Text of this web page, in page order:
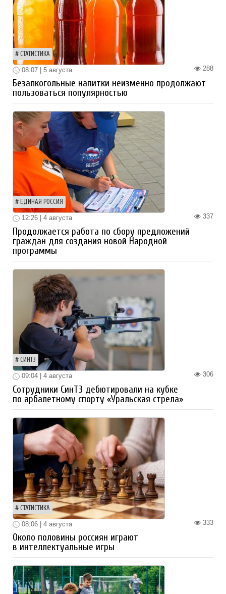
СТАТИСТИКА
288
08:07 | 5 августа
Безалкогольные напитки неизменно продолжают
пользоваться популярностью
ЕДИНАЯ РОССИЯ
337
12:26 | 4 августа
Продолжается работа по сбору предложений
граждан для создания новой Народной
программы
СИНТЗ
306
09:04 | 4 августа
Сотрудники СинТЗ дебютировали на кубке
по арбалетному спорту «Уральская стрела»
СТАТИСТИКА
333
08:06 | 4 августа
Около половины россиян играют
в интеллектуальные игры